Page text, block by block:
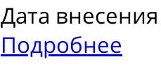
Дата
Подробнее